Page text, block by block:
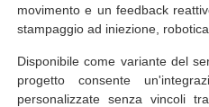
movimento e un feedback
stampaggio ad iniezione,
Disponibile come variante del
progetto consente
personalizzate senza vincoli